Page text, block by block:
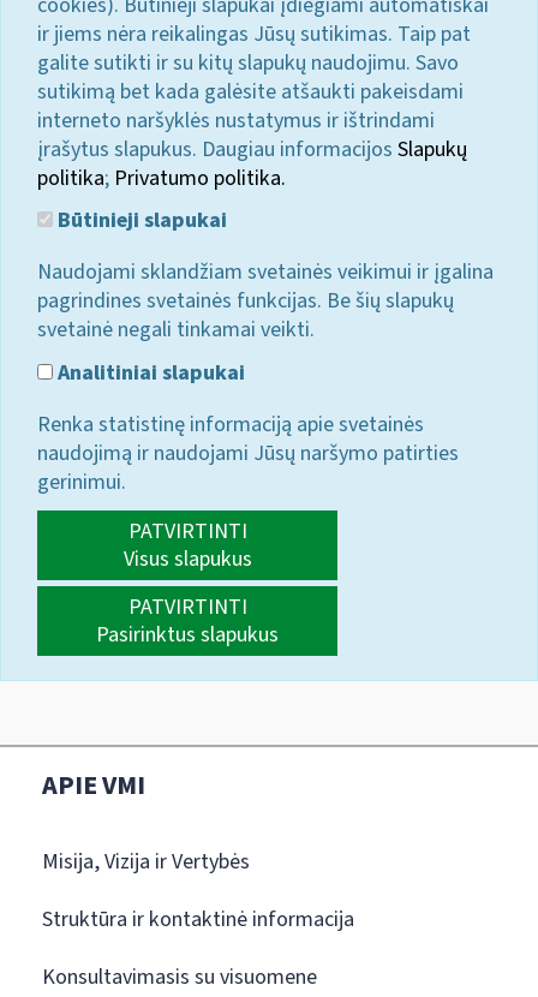
ir jiems nėra reikalingas Jūsų sutikimas. Taip pat
galite sutikti ir su kitų slapukų naudojimu. Savo
sutikimą bet kada galėsite atšaukti pakeisdami
interneto naršyklės nustatymus ir ištrindami
įrašytus slapukus. Daugiau informacijos Slapukų
politika; Privatumo politika.
Būtinieji slapukai
Naudojami sklandžiam svetainės veikimui ir įgalina
pagrindines svetainės funkcijas. Be šių slapukų
svetainė negali tinkamai veikti.
Analitiniai slapukai
Renka statistinę informaciją apie svetainės
naudojimą ir naudojami Jūsų naršymo patirties
gerinimui.
PATVIRTINTI
Visus slapukus
PATVIRTINTI
Pasirinktus slapukus
APIE VMI
Misija, Vizija ir Vertybės
Struktūra ir kontaktinė informacija
Konsultavimasis su visuomene